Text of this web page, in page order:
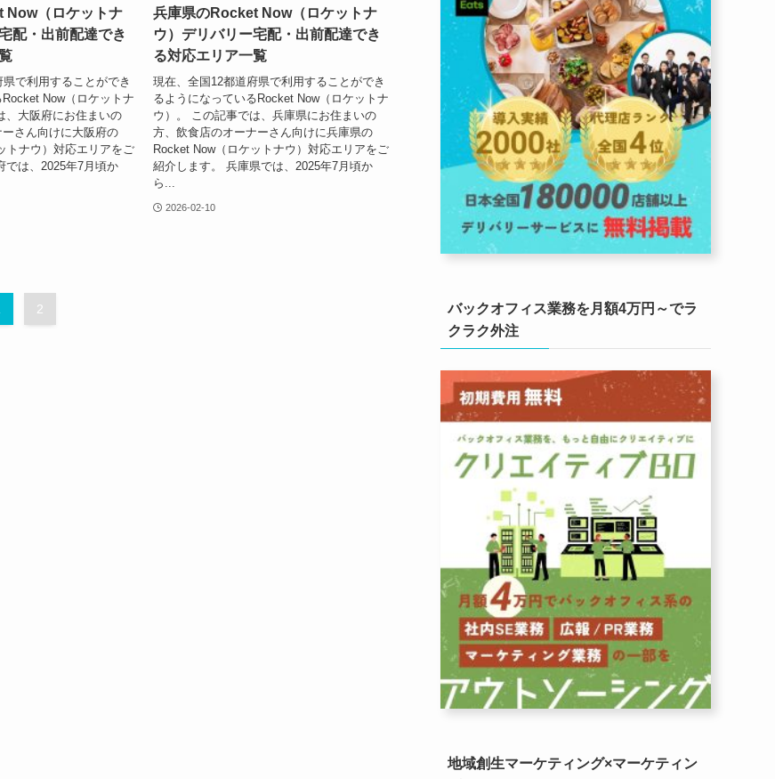
Now（ロケットナ
配・出前配達でき
で利用することができ
Now（ロケットナ
、大阪府にお住まいの
さん向けに大阪府の
トナウ）対応エリアをご
では、2025年7月頃か
兵庫県のRocket Now（ロケットナ
ウ）デリバリー宅配・出前配達でき
る対応エリア一覧
現在、全国12都道府県で利用することができ
るようになっているRocket Now（ロケットナ
ウ）。 この記事では、兵庫県にお住まいの
方、飲食店のオーナーさん向けに兵庫県の
Rocket Now（ロケットナウ）対応エリアをご
紹介します。 兵庫県では、2025年7月頃か
ら...
2026-02-10
2
バックオフィス業務を月額4万円～でラ
クラク外注
地域創生マーケティング×マーケティン